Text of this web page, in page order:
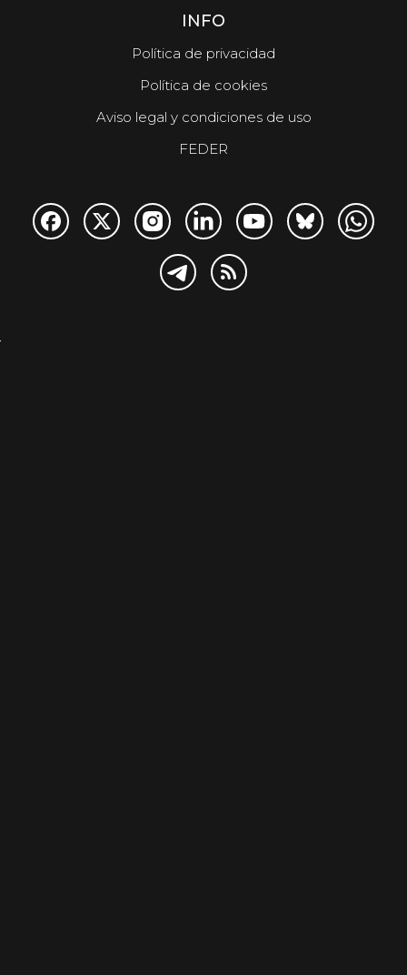
INFO
Política de privacidad
Política de cookies
Aviso legal y condiciones de uso
FEDER